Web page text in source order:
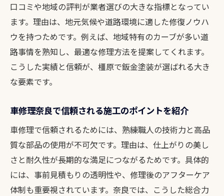
長持ちする車修理奈良のおすすめポイント
紹介
日常ケアと鈑金塗装で美しさを保つコツ
鈑金塗装の見積もり比較で後悔しない選択
鈑金塗装の見積もりを比較する際のポイン
板金塗装の詳細説明で納得できる選択をサ
ポート
車修理奈良の見積もりチェックリストを伝
授
カーナビ取り付け費用も比較対象に入れる
理由
口コミや地域の評判が業者選びの大きな指標となってい
ます。理由は、地元気候や道路環境に適した修復ノウハ
ウを持つためです。例えば、地域特有のカーブが多い道
路事情を熟知し、最適な修理方法を提案してくれます。
こうした実績と信頼が、橿原で鈑金塗装が選ばれる大き
な要素です。
車修理奈良で信頼される施工のポイントを紹介
車修理で信頼されるためには、熟練職人の技術力と高品
質な部品の使用が不可欠です。理由は、仕上がりの美し
さと耐久性が長期的な満足につながるためです。具体的
には、事前見積もりの透明性や、修理後のアフターケア
体制も重要視されています。奈良では、こうした総合力